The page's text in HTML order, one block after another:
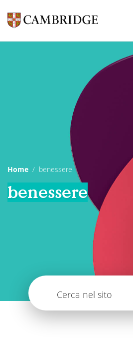
Home benessere
benessere
Cerca nel sito